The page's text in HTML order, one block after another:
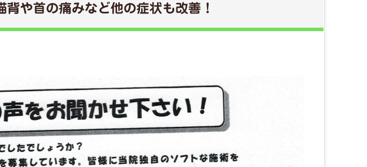
や首の痛みなど他の症状も改善！